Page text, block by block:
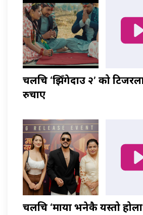
चलचित्र ‘झिँगेदाउ २’ को
रुचाए
चलचित्र ‘माया भनेकै यस्तो